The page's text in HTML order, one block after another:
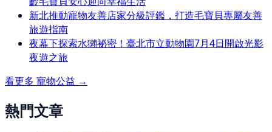
新北推動寵物友善店家分級評鑑，打造毛寶貝專屬友善
旅遊指南
夜幕下探索水獺祕密！臺北市立動物園7月4日開啟光影
夜遊之旅
看更多 寵物公益 →
熱門文章